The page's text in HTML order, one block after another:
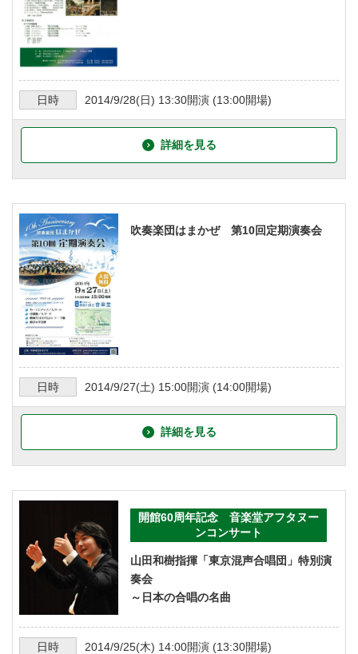
日時 2014/9/28(日) 13:30開演 (13:00開場)
詳細を見る
吹奏楽団はまかぜ 第10回定期演奏会
日時 2014/9/27(土) 15:00開演 (14:00開場)
詳細を見る
開館60周年記念 音楽堂アフタヌー
ンコンサート
山田和樹指揮「東京混声合唱団」特別演
奏会
～日本の合唱の名曲
日時 2014/9/25(木) 14:00開演 (13:30開場)